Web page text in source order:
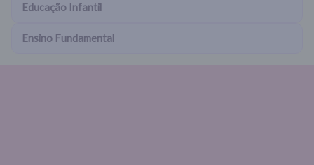
Educação Infantil
Ensino Fundamental